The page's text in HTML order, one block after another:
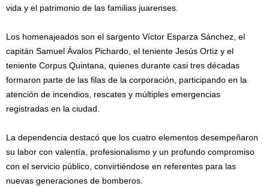
vida y el patrimonio de las familias juarenses.
Los homenajeados son el sargento Víctor Esparza Sánchez, el
capitán Samuel Ávalos Pichardo, el teniente Jesús Ortiz y el
teniente Corpus Quintana, quienes durante casi tres décadas
formaron parte de las filas de la corporación, participando en la
atención de incendios, rescates y múltiples emergencias
registradas en la ciudad.
La dependencia destacó que los cuatro elementos desempeñaron
su labor con valentía, profesionalismo y un profundo compromiso
con el servicio público, convirtiéndose en referentes para las
nuevas generaciones de bomberos.